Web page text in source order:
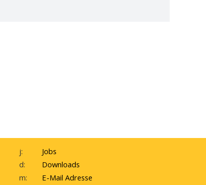
j:
Jobs
d:
Downloads
m:
E-Mail Adresse